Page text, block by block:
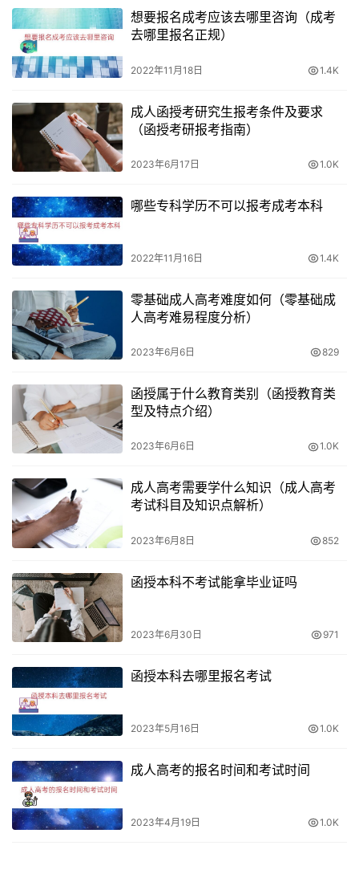
和学业成绩等内容，如有错误需要及时联系学校进行更正。
想要报名成考应该去哪里咨询（成考
去哪里报名正规）
2022年11月18日 1.4K
成人函授考研究生报考条件及要求
（函授考研报考指南）
2023年6月17日 1.0K
哪些专科学历不可以报考成考本科
2022年11月16日 1.4K
零基础成人高考难度如何（零基础成
人高考难易程度分析）
2023年6月6日 829
函授属于什么教育类别（函授教育类
型及特点介绍）
2023年6月6日 1.0K
成人高考需要学什么知识（成人高考
考试科目及知识点解析）
2023年6月8日 852
函授本科不考试能拿毕业证吗
2023年6月30日 971
函授本科去哪里报名考试
2023年5月16日 1.0K
成人高考的报名时间和考试时间
2023年4月19日 1.0K